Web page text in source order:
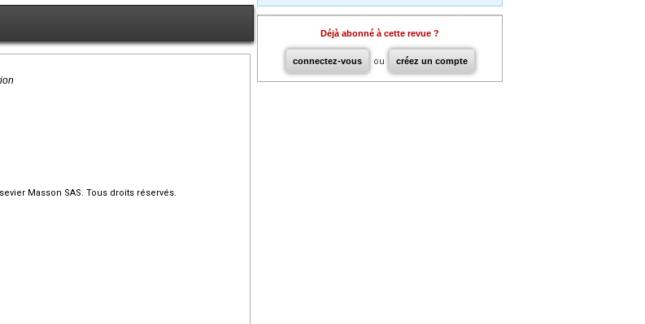
Masson SAS. Tous droits réservés.
Déjà abonné à cette revue ?
connectez-vous ou créez un compte